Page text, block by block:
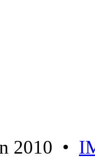
2010 •